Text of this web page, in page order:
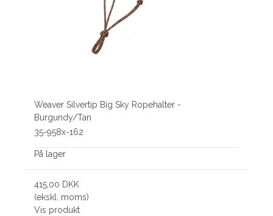
Weaver Silvertip Big Sky Ropehalter -
Burgundy/Tan
35-958x-162
På lager
415,00 DKK
(ekskl. moms)
Vis produkt